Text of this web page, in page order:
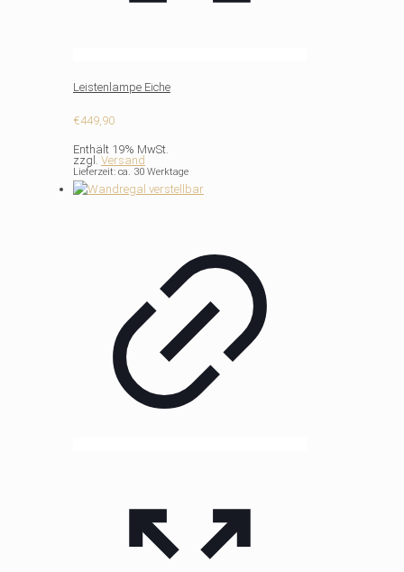
Leistenlampe Eiche
€449,90
Enthält 19% MwSt.
zzgl. Versand
Lieferzeit: ca. 30 Werktage